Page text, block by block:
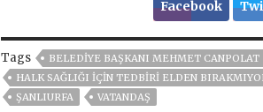
Facebook
Tags BELEDIYE BAŞKANI MEHMET CANPOLAT
HALK SAĞLIĞI İÇİN TEDBİRİ ELDEN
ŞANLIURFA
VATANDAŞ